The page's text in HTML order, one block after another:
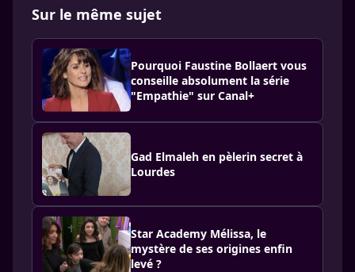
Sur le même sujet
Pourquoi Faustine Bollaert vous
conseille absolument la série
"Empathie" sur Canal+
Gad Elmaleh en pèlerin secret à
Lourdes
Star Academy Mélissa, le
mystère de ses origines enfin
levé ?